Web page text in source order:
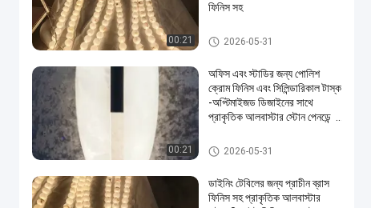
00:21
ফিনিস সহ
দুল চ্যান্ডেলাইয়ার লাইট
2026-05-31
00:21
অফিস এবং স্টাডির জন্য পোলিশ
ক্রোম ফিনিস এবং সিলিন্ডারিকাল টাস্ক
-অপ্টিমাইজড ডিজাইনের সাথে
প্রাকৃতিক আলবাস্টার স্টোন পেনডেন্ট
দুল চ্যান্ডেলাইয়ার লাইট
2026-05-31
ডাইনিং টেবিলের জন্য প্রাচীন ব্রাস
ফিনিস সহ প্রাকৃতিক আলবাস্টার